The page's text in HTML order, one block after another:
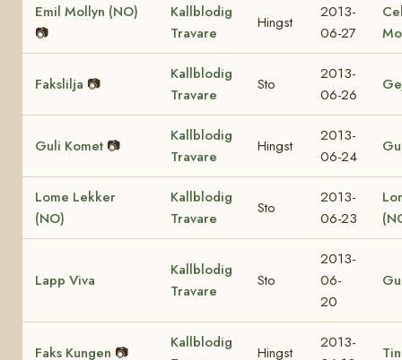
Emil Mollyn (NO)
📷
Kallblodig
Travare
Hingst
2013-
06-27
Fakslilja 📷
Kallblodig
Travare
Sto
2013-
06-26
Guli Komet 📷
Kallblodig
Travare
Hingst
2013-
06-24
Lome Lekker
(NO)
Kallblodig
Travare
Sto
2013-
06-23
Lapp Viva
Kallblodig
Travare
Sto
2013-
06-
20
Faks Kungen 📷
Kallblodig
Hingst
2013-